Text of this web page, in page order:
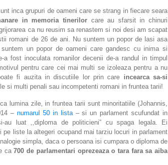
inca grupuri de oameni care se strang in fiecare seara
in memoria tinerilor care au sfarsit in chinuri
ca nu reusim sa renastem si noi desi am scapat
romani de 26 de ani. Nu suntem un popor de lasi asa
un popor de oameni care gandesc cu inima si
fost inoculata romanilor decenii de-a randul in timpul
pentru care cei mai multi se izoleaza pentru a nu
fi auzita in discutiile lor prin care incearca sa-si
si multi penali sau incompetenti romani in fruntea tarii!
lumina zile, in fruntea tarii sunt minoritatiile (Johannis,
– numarul 50 in lista– si un parlament scufundat in
au luat ,,diploma de politicieni” cu spaga legala. Ei
liste la altegeri ocupand mai tarziu locuri in parlament
simpla, daca o persoana isi cumpara o diploma de
ca700 de parlamentari oprezeaza o tara fara sa aiba